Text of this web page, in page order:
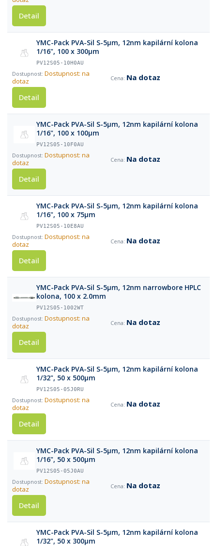
Detail
YMC-Pack PVA-Sil S-5µm, 12nm kapilární kolona
1/16", 100 x 300µm
PV12S05-10H0AU
Dostupnost: na
dotaz
Na dotaz
Detail
YMC-Pack PVA-Sil S-5µm, 12nm kapilární kolona
1/16", 100 x 100µm
PV12S05-10F0AU
Dostupnost: na
dotaz
Na dotaz
Detail
YMC-Pack PVA-Sil S-5µm, 12nm kapilární kolona
1/16", 100 x 75µm
PV12S05-10E8AU
Dostupnost: na
dotaz
Na dotaz
Detail
YMC-Pack PVA-Sil S-5µm, 12nm narrowbore HPLC
kolona, 100 x 2.0mm
PV12S05-1002WT
Dostupnost: na
dotaz
Na dotaz
Detail
YMC-Pack PVA-Sil S-5µm, 12nm kapilární kolona
1/32", 50 x 500µm
PV12S05-05J0RU
Dostupnost: na
dotaz
Na dotaz
Detail
YMC-Pack PVA-Sil S-5µm, 12nm kapilární kolona
1/16", 50 x 500µm
PV12S05-05J0AU
Dostupnost: na
dotaz
Na dotaz
Detail
YMC-Pack PVA-Sil S-5µm, 12nm kapilární kolona
1/32", 50 x 300µm